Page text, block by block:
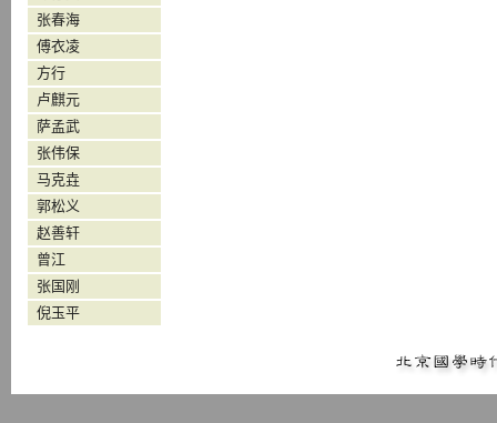
张春海
傅衣凌
方行
卢麒元
萨孟武
张伟保
马克垚
郭松义
赵善轩
曾江
张国刚
倪玉平